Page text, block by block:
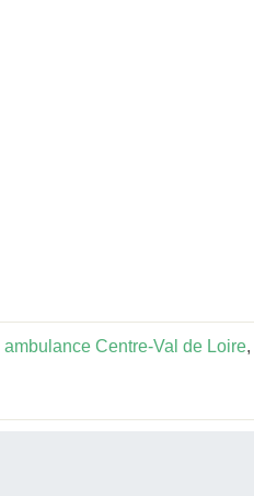
ambulance Centre-Val de Loire,